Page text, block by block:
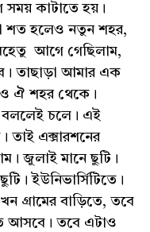
সময় কাটাতে হয়।
শত হলেও নতুন শহর,
আগে গেছিলাম,
তাছাড়া আমার এক
ও ঐ শহর থেকে।
চলে। এই
তাই এক্সারশনের
জুলাই মানে ছুটি।
ইউনিভার্সিটিতে।
গ্রামের বাড়িতে, তবে
আসবে। তবে এটাও